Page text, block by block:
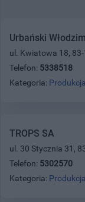
Urbański
ul. Kwiatowa 18,
Telefon: 5338518
Kategoria:
TROPS SA
ul. 30 Stycznia 31,
Telefon: 5302570
Kategoria: